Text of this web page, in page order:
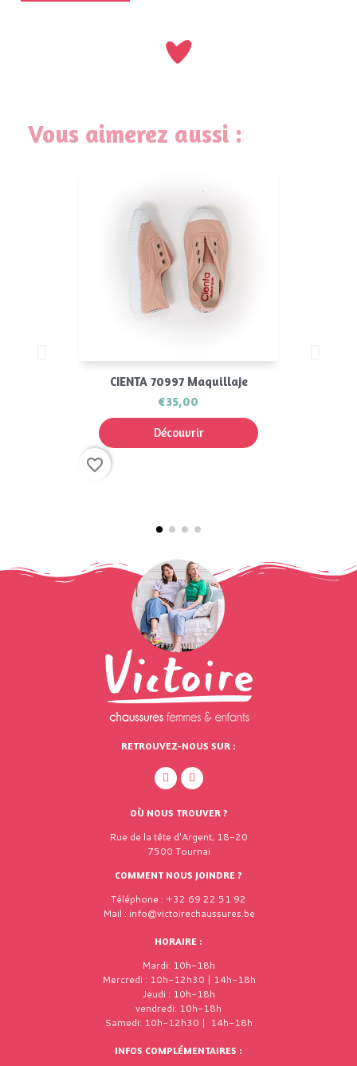
Vous aimerez aussi :
CIENTA 70997 Maquillaje
€35,00
Découvrir
favorite_border
RETROUVEZ-NOUS SUR :
OÙ NOUS TROUVER ?
Rue de la tête d'Argent, 18-20
7500 Tournai
COMMENT NOUS JOINDRE ?
Téléphone : +32 69 22 51 92
Mail : info@victoirechaussures.be
HORAIRE :
Mardi: 10h-18h
Mercredi : 10h-12h30 | 14h-18h
Jeudi : 10h-18h
vendredi: 10h-18h
Samedi: 10h-12h30 | 14h-18h
INFOS COMPLÉMENTAIRES :